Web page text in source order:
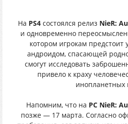
На PS4 состоялся релиз NieR:
и одновременно
котором игрокам предстоит
андроидом, спасающей
смогут исследовать
привело к краху
инопланетных
Напомним, что на PC NieR:
позже — 17 марта. Согласно